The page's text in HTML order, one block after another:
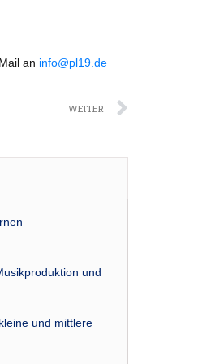
an info@pl19.de
WEITER
und
und mittlere